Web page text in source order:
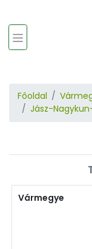
Főoldal
Jász-
Vármegye